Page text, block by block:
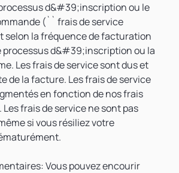
d&#39;inscription ou le
(`` frais de service
la fréquence de facturation
processus d&#39;inscription ou la
Les frais de service sont dus et
de la facture. Les frais de service
en fonction de nos frais
frais de service ne sont pas
si vous résiliez votre
Vous pouvez encourir